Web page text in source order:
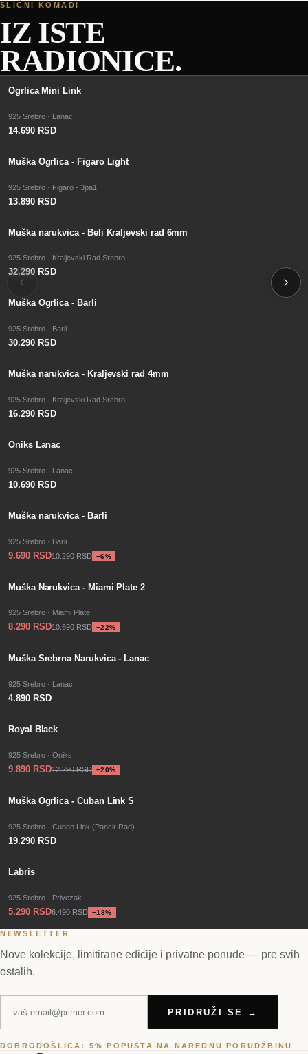
SLIČNI KOMADI
IZ ISTE
RADIONICE.
Ogrlica Mini Link
925 Srebro · Lanac
14.690 RSD
Muška Ogrlica - Figaro Light
925 Srebro · Figaro - 3pa1
13.890 RSD
Muška narukvica - Beli Kraljevski rad 6mm
925 Srebro · Kraljevski Rad Srebro
32.290 RSD
Muška Ogrlica - Barli
925 Srebro · Barli
30.290 RSD
Muška narukvica - Kraljevski rad 4mm
925 Srebro · Kraljevski Rad Srebro
16.290 RSD
PO PORUDŽBINI
Oniks Lanac
925 Srebro · Lanac
10.690 RSD
−6%
SALE
Muška narukvica - Barli
925 Srebro · Barli
9.690 RSD10.290 RSD −6%
−22%
SALE
Muška Narukvica - Miami Plate 2
925 Srebro · Miami Plate
8.290 RSD10.690 RSD −22%
Muška Srebrna Narukvica - Lanac
925 Srebro · Lanac
4.890 RSD
−20%
SALE
Royal Black
925 Srebro · Oniks
9.890 RSD12.290 RSD −20%
Muška Ogrlica - Cuban Link S
925 Srebro · Cuban Link (Pancir Rad)
19.290 RSD
−18%
SALE
Labris
925 Srebro · Privezak
5.290 RSD6.490 RSD −18%
NEWSLETTER
Nove kolekcije, limitirane edicije i privatne ponude — pre svih
ostalih.
PRIDRUŽI SE →
DOBRODOŠLICA: 5% POPUSTA NA NAREDNU PORUDŽBINU